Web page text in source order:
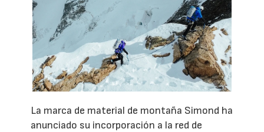
La marca de material de montaña Simond ha
anunciado su incorporación a la red de